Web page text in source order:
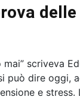
scriveva
può dire oggi,
e stress.